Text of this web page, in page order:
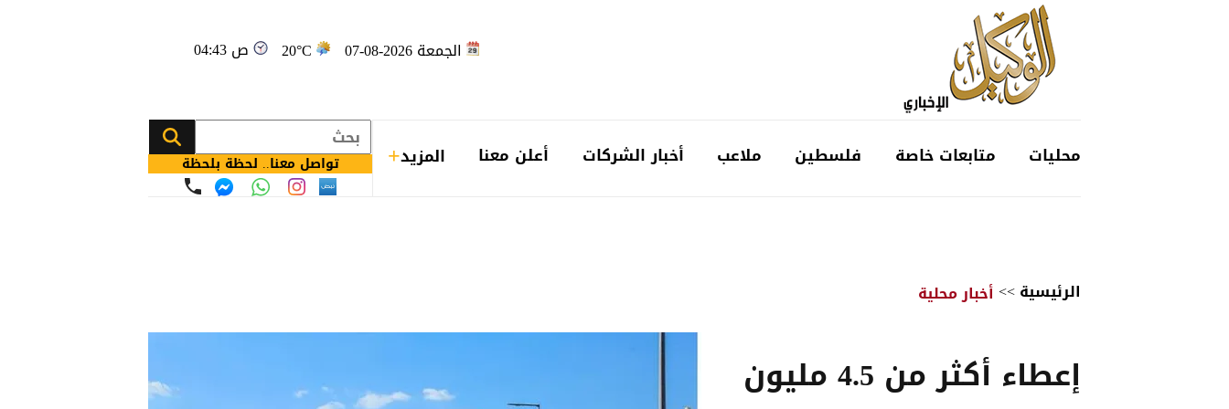
الجمعة 2026-08-07 20°C 04:43 ص
محليات متابعات خاصة فلسطين ملاعب أخبار الشركات أعلن معنا المزيد تواصل معنا.. لحظة بلحظة
الرئيسية>>أخبار محلية
إعطاء أكثر من 4.5 مليون